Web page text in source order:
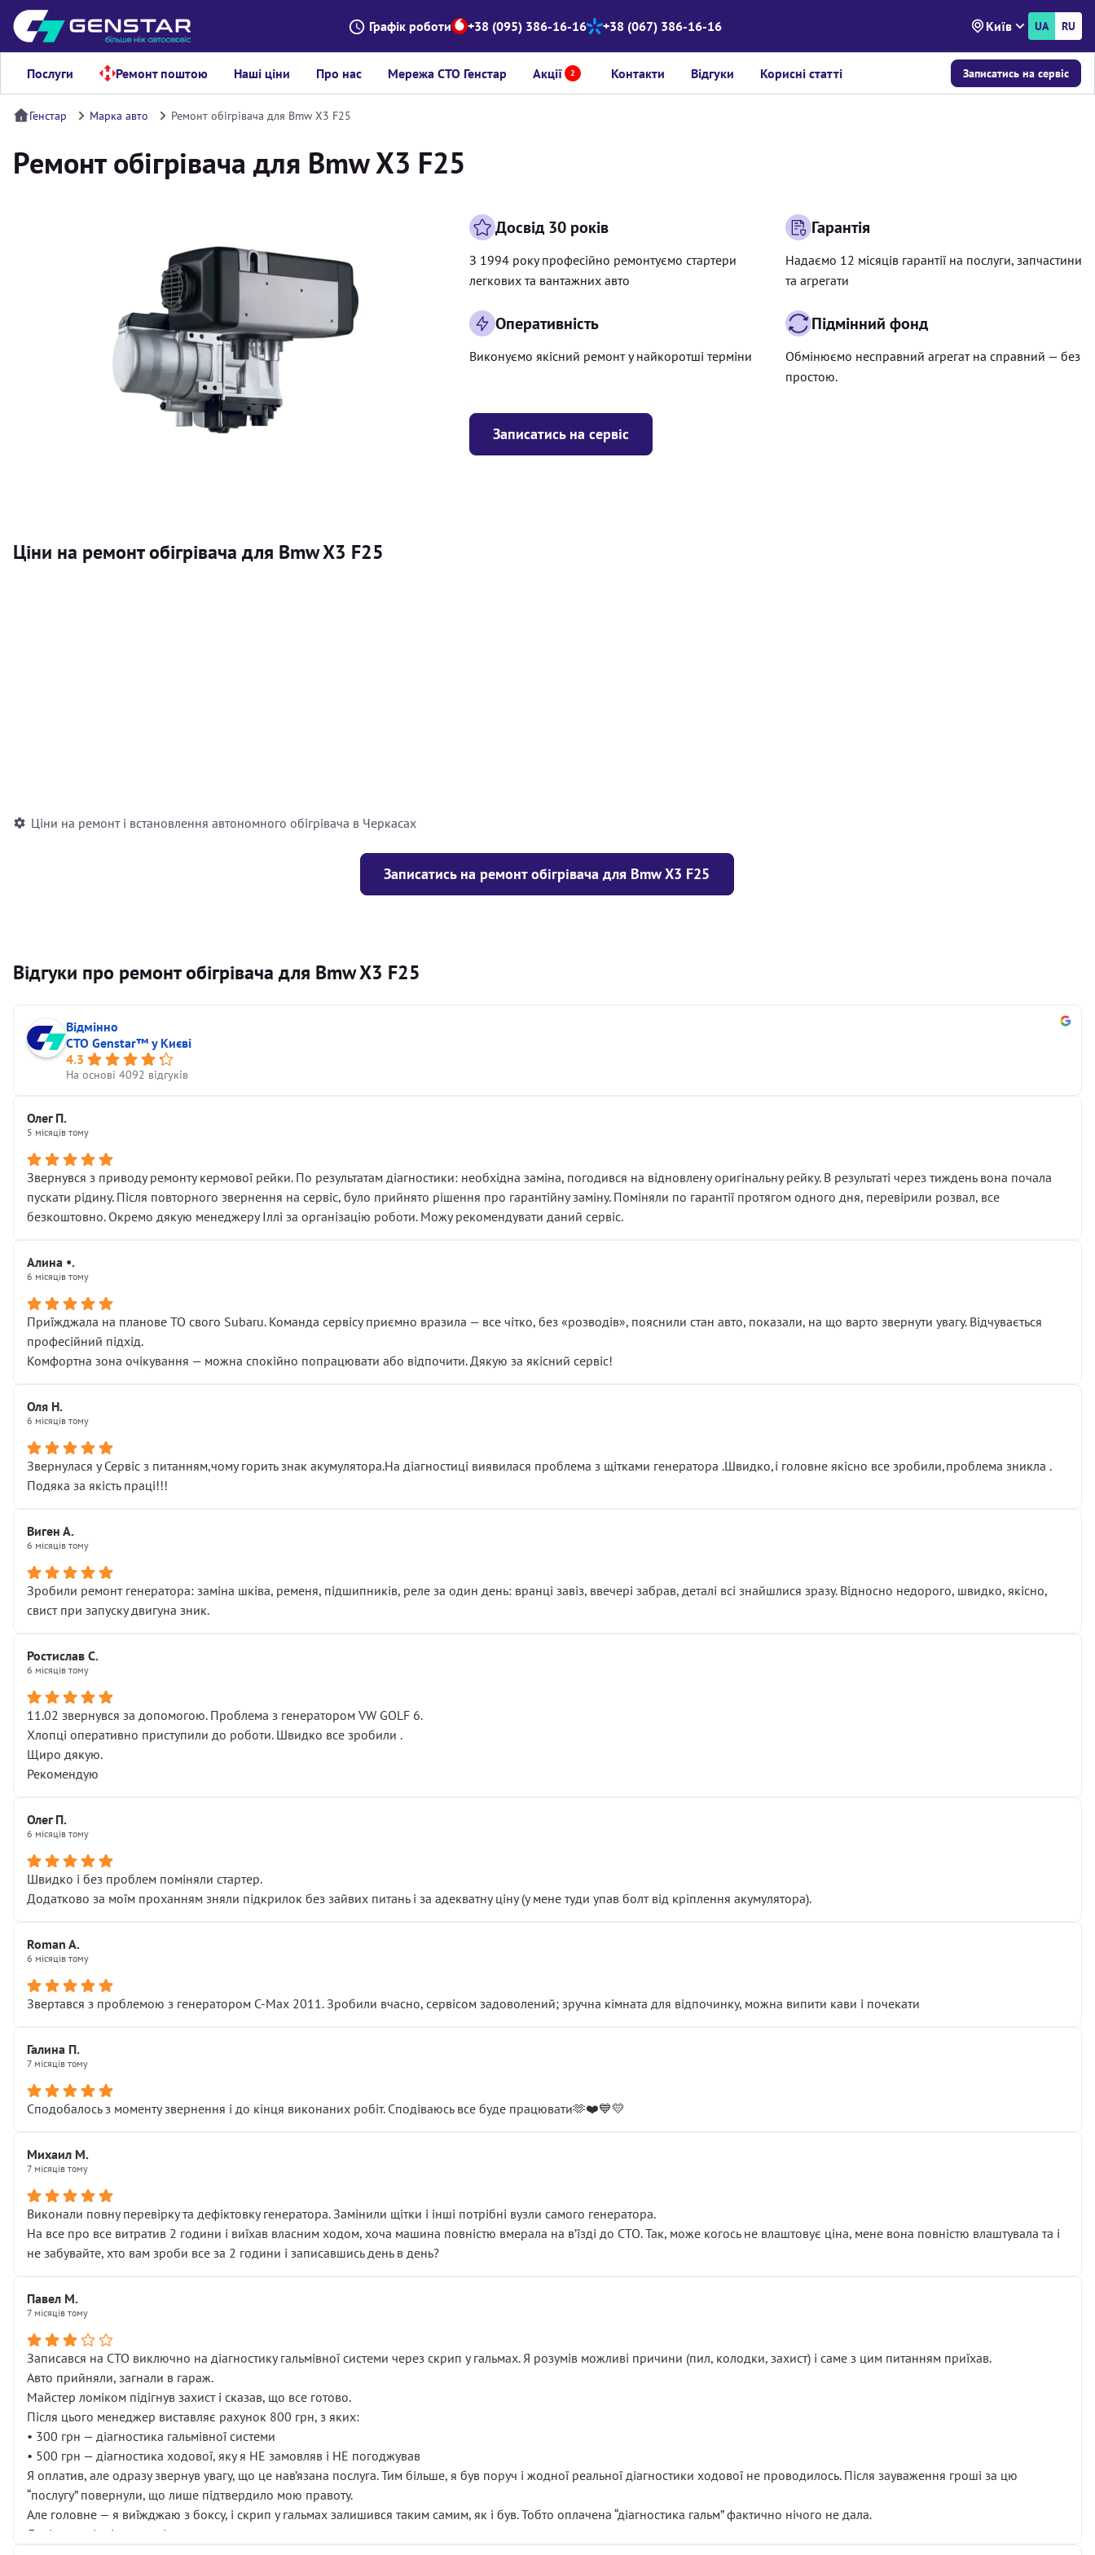
Графік роботи +38 (095) 386-16-16 +38 (067) 386-16-16 Київ UA RU
Послуги Ремонт поштою Наші ціни Про нас Мережа СТО Генстар Акції 2 Контакти Відгуки Корисні статті Записатись на сервіс
Генстар Марка авто Ремонт обігрівача для Bmw X3 F25
Ремонт обігрівача для Bmw X3 F25
Записатись на сервіс
Досвід 30 років
З 1994 року професійно ремонтуємо стартери
легкових та вантажних авто
Гарантія
Надаємо 12 місяців гарантії на послуги, запчастини
та агрегати
Оперативність
Виконуємо якісний ремонт у найкоротші терміни
Підмінний фонд
Обмінюємо несправний агрегат на справний — без
простою.
Ціни на ремонт обігрівача для Bmw X3 F25
Ціни на ремонт і встановлення автономного обігрівача в Черкасах
Записатись на ремонт обігрівача для Bmw X3 F25
Відгуки про ремонт обігрівача для Bmw X3 F25
Відмінно
СТО Genstar™ у Києві
4.3
На основі 4092 відгуків
Олег П.
5 місяців тому
Звернувся з приводу ремонту кермової рейки. По результатам діагностики: необхідна заміна, погодився на відновлену оригінальну рейку. В результаті через тиждень вона почала
пускати рідину. Після повторного звернення на сервіс, було прийнято рішення про гарантійну заміну. Поміняли по гарантії протягом одного дня, перевірили розвал, все
безкоштовно. Окремо дякую менеджеру Іллі за організацію роботи. Можу рекомендувати даний сервіс.
Алина •.
6 місяців тому
Приїжджала на планове ТО свого Subaru. Команда сервісу приємно вразила — все чітко, без «розводів», пояснили стан авто, показали, на що варто звернути увагу. Відчувається
професійний підхід.
Комфортна зона очікування — можна спокійно попрацювати або відпочити. Дякую за якісний сервіс!
Оля Н.
6 місяців тому
Звернулася у Сервіс з питанням,чому горить знак акумулятора.На діагностиці виявилася проблема з щітками генератора .Швидко,і головне якісно все зробили,проблема зникла .
Подяка за якість праці!!!
Виген А.
6 місяців тому
Зробили ремонт генератора: заміна шківа, ременя, підшипників, реле за один день: вранці завіз, ввечері забрав, деталі всі знайшлися зразу. Відносно недорого, швидко, якісно,
свист при запуску двигуна зник.
Ростислав С.
6 місяців тому
11.02 звернувся за допомогою. Проблема з генератором VW GOLF 6.
Хлопці оперативно приступили до роботи. Швидко все зробили .
Щиро дякую.
Рекомендую
Олег П.
6 місяців тому
Швидко і без проблем поміняли стартер.
Додатково за моїм проханням зняли підкрилок без зайвих питань і за адекватну ціну (у мене туди упав болт від кріплення акумулятора).
Roman A.
6 місяців тому
Звертався з проблемою з генератором C-Max 2011. Зробили вчасно, сервісом задоволений; зручна кімната для відпочинку, можна випити кави і почекати
Галина П.
7 місяців тому
Сподобалось з моменту звернення і до кінця виконаних робіт. Сподіваюсь все буде працювати🫶❤️💙💛
Михаил М.
7 місяців тому
Виконали повну перевірку та дефіктовку генератора. Замінили щітки і інші потрібні вузли самого генератора.
На все про все витратив 2 години і виїхав власним ходом, хоча машина повністю вмерала на вʼїзді до СТО. Так, може когось не влаштовує ціна, мене вона повністю влаштувала та і
не забувайте, хто вам зроби все за 2 години і записавшись день в день?
Павел М.
7 місяців тому
Записався на СТО виключно на діагностику гальмівної системи через скрип у гальмах. Я розумів можливі причини (пил, колодки, захист) і саме з цим питанням приїхав.
Авто прийняли, загнали в гараж.
Майстер ломіком підігнув захист і сказав, що все готово.
Після цього менеджер виставляє рахунок 800 грн, з яких:
• 300 грн — діагностика гальмівної системи
• 500 грн — діагностика ходової, яку я НЕ замовляв і НЕ погоджував
Я оплатив, але одразу звернув увагу, що це нав’язана послуга. Тим більше, я був поруч і жодної реальної діагностики ходової не проводилось. Після зауваження гроші за цю
“послугу” повернули, що лише підтвердило мою правоту.
Але головне — я виїжджаю з боксу, і скрип у гальмах залишився таким самим, як і був. Тобто оплачена “діагностика гальм” фактично нічого не дала.
Далі ситуація тільки погіршилась: